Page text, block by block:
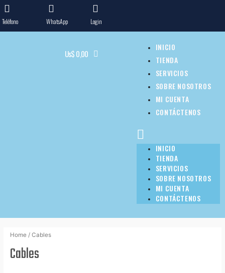
Teléfono WhatsApp Login
Us$0,00
INICIO
TIENDA
SERVICIOS
SOBRE NOSOTROS
MI CUENTA
CONTÁCTENOS
INICIO
TIENDA
SERVICIOS
SOBRE NOSOTROS
MI CUENTA
CONTÁCTENOS
Home/ Cables
Cables